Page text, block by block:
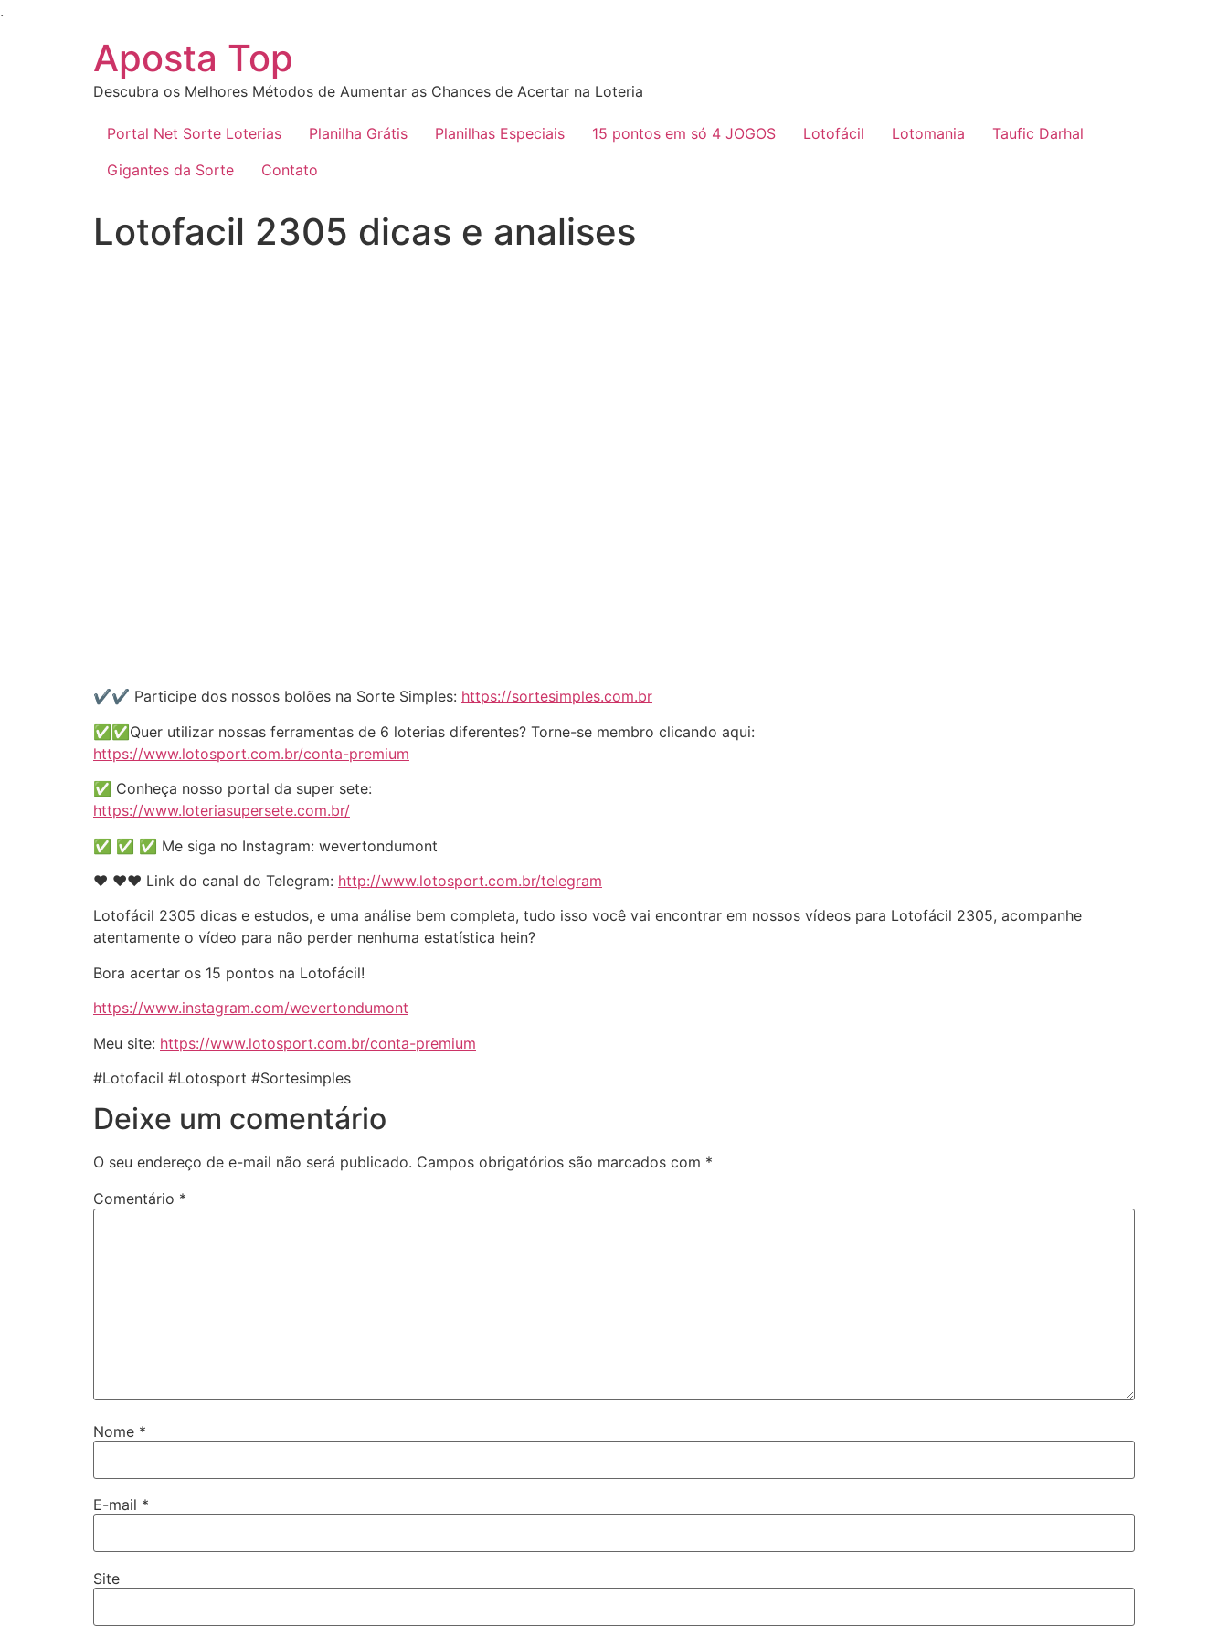
.
Aposta Top
Descubra os Melhores Métodos de Aumentar as Chances de Acertar na Loteria
Portal Net Sorte Loterias Planilha Grátis Planilhas Especiais 15 pontos em só 4 JOGOS Lotofácil Lotomania
Taufic Darhal
Gigantes da Sorte
Contato
Lotofacil 2305 dicas e analises
✔️✔️ Participe dos nossos bolões na Sorte Simples: https://sortesimples.com.br
✅✅Quer utilizar nossas ferramentas de 6 loterias diferentes? Torne-se membro clicando aqui:
https://www.lotosport.com.br/conta-premium
✅ Conheça nosso portal da super sete:
https://www.loteriasupersete.com.br/
✅ ✅ ✅ Me siga no Instagram: wevertondumont
❤️️ ❤️️❤️️ Link do canal do Telegram: http://www.lotosport.com.br/telegram
Lotofácil 2305 dicas e estudos, e uma análise bem completa, tudo isso você vai encontrar em nossos vídeos para Lotofácil 2305, acompanhe
atentamente o vídeo para não perder nenhuma estatística hein?
Bora acertar os 15 pontos na Lotofácil!
https://www.instagram.com/wevertondumont
Meu site: https://www.lotosport.com.br/conta-premium
#Lotofacil #Lotosport #Sortesimples
Deixe um comentário
O seu endereço de e-mail não será publicado. Campos obrigatórios são marcados com *
Comentário *
Nome *
E-mail *
Site